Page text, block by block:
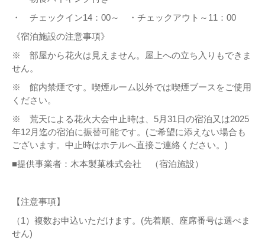
・ チェックイン14：00～ ・チェックアウト～11：00
《宿泊施設の注意事項》
※ 部屋から花火は見えません。屋上への立ち入りもできま
せん。
※ 館内禁煙です。喫煙ルーム以外では喫煙ブースをご使用
ください。
※ 荒天による花火大会中止時は、5月31日の宿泊又は2025
年12月迄の宿泊に振替可能です。(ご希望に添えない場合も
ございます。中止時はホテルへ直接ご連絡ください。)
■提供事業者：木本製菓株式会社 （宿泊施設）
【注意事項】
（1）複数お申込いただけます。(先着順、座席番号は選べま
せん)